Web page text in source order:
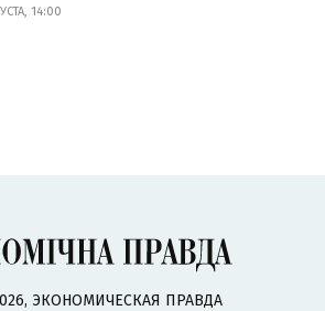
14:00
ЭКОНОМИЧЕСКАЯ ПРАВДА